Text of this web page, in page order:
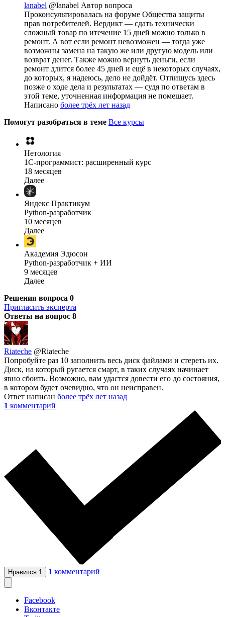
lanabel @lanabel Автор вопроса
Проконсультировалась на форуме Общества защиты
прав потребителей. Вердикт — сдать технически
сложный товар по итечение 15 дней можно только в
ремонт. А вот если ремонт невозможен — тогда уже
возможны замена на такую же или другую модель или
возврат денег. Также можно вернуть деньги, если
ремонт длится более 45 дней и ещё в некоторых случаях,
до которых, я надеюсь, дело не дойдёт. Отпишусь здесь
позже о ходе дела и результатах — судя по ответам в
этой теме, уточненная информация не помешает.
Написано более трёх лет назад
Помогут разобраться в теме Все курсы
Нетология
1C-программист: расширенный курс
18 месяцев
Далее
Яндекс Практикум
Python-разработчик
10 месяцев
Далее
Академия Эдюсон
Python-разработчик + ИИ
9 месяцев
Далее
Решения вопроса 0
Пригласить эксперта
Ответы на вопрос 8
Riateche @Riateche
Попробуйте раз 10 заполнить весь диск файлами и стереть их.
Диск, на который ругается смарт, в таких случаях начинает
явно сбоить. Возможно, вам удастся довести его до состояния,
в котором будет очевидно, что он неисправен.
Ответ написан более трёх лет назад
1 комментарий
Нравится 1 1 комментарий
Facebook
Вконтакте